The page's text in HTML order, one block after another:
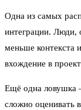
Одна из самых
интеграции. Люди,
меньше контекста
вхождение в
Ещё одна ловушка
сложно оценивать